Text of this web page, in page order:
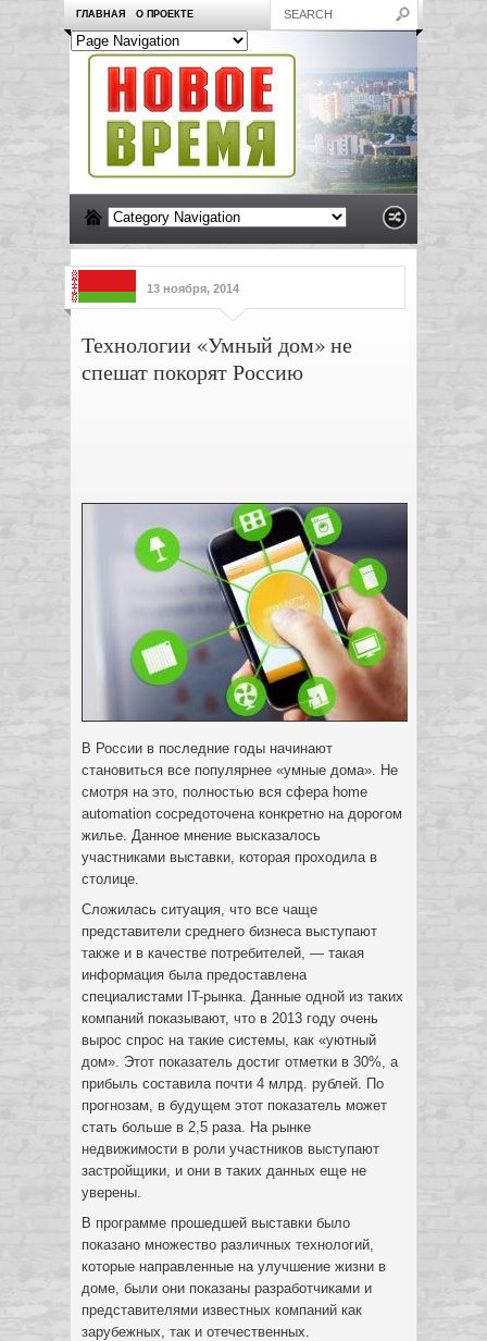
ГЛАВНАЯ О ПРОЕКТЕ
13 ноября, 2014
Технологии «Умный дом» не
спешат покорят Россию
В России в последние годы начинают
становиться все популярнее «умные дома». Не
смотря на это, полностью вся сфера home
automation сосредоточена конкретно на дорогом
жилье. Данное мнение высказалось
участниками выставки, которая проходила в
столице.
Сложилась ситуация, что все чаще
представители среднего бизнеса выступают
также и в качестве потребителей, — такая
информация была предоставлена
специалистами IT-рынка. Данные одной из таких
компаний показывают, что в 2013 году очень
вырос спрос на такие системы, как «уютный
дом». Этот показатель достиг отметки в 30%, а
прибыль составила почти 4 млрд. рублей. По
прогнозам, в будущем этот показатель может
стать больше в 2,5 раза. На рынке
недвижимости в роли участников выступают
застройщики, и они в таких данных еще не
уверены.
В программе прошедшей выставки было
показано множество различных технологий,
которые направленные на улучшение жизни в
доме, были они показаны разработчиками и
представителями известных компаний как
зарубежных, так и отечественных.